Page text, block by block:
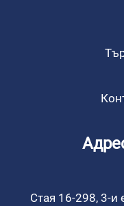
Стая 16-298, 3-и